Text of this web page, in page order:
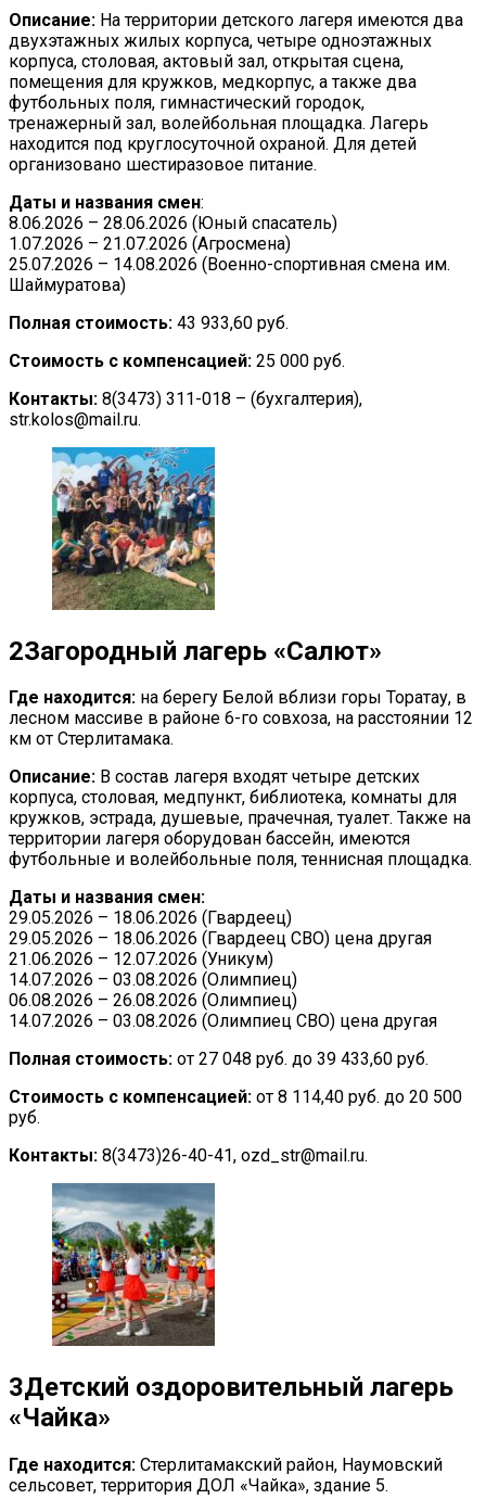
Описание: На территории детского лагеря имеются два
двухэтажных жилых корпуса, четыре одноэтажных
корпуса, столовая, актовый зал, открытая сцена,
помещения для кружков, медкорпус, а также два
футбольных поля, гимнастический городок,
тренажерный зал, волейбольная площадка. Лагерь
находится под круглосуточной охраной. Для детей
организовано шестиразовое питание.
Даты и названия смен:
8.06.2026 – 28.06.2026 (Юный спасатель)
1.07.2026 – 21.07.2026 (Агросмена)
25.07.2026 – 14.08.2026 (Военно-спортивная смена им.
Шаймуратова)
Полная стоимость: 43 933,60 руб.
Стоимость с компенсацией: 25 000 руб.
Контакты: 8(3473) 311-018 – (бухгалтерия),
str.kolos@mail.ru.
2Загородный лагерь «Салют»
Где находится: на берегу Белой вблизи горы Торатау, в
лесном массиве в районе 6-го совхоза, на расстоянии 12
км от Стерлитамака.
Описание: В состав лагеря входят четыре детских
корпуса, столовая, медпункт, библиотека, комнаты для
кружков, эстрада, душевые, прачечная, туалет. Также на
территории лагеря оборудован бассейн, имеются
футбольные и волейбольные поля, теннисная площадка.
Даты и названия смен:
29.05.2026 – 18.06.2026 (Гвардеец)
29.05.2026 – 18.06.2026 (Гвардеец СВО) цена другая
21.06.2026 – 12.07.2026 (Уникум)
14.07.2026 – 03.08.2026 (Олимпиец)
06.08.2026 – 26.08.2026 (Олимпиец)
14.07.2026 – 03.08.2026 (Олимпиец СВО) цена другая
Полная стоимость: от 27 048 руб. до 39 433,60 руб.
Стоимость с компенсацией: от 8 114,40 руб. до 20 500
руб.
Контакты: 8(3473)26-40-41, ozd_str@mail.ru.
3Детский оздоровительный лагерь
«Чайка»
Где находится: Стерлитамакский район, Наумовский
сельсовет, территория ДОЛ «Чайка», здание 5.